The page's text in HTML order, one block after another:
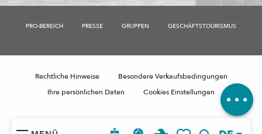
Kommentare
PRO-BEREICH PRESSE GRUPPEN GESCHÄFTSTOURISMUS
Rechtliche Hinweise
Besondere Verkaufsbedingungen
Ihre persönlichen Daten
Cookies Einstellungen